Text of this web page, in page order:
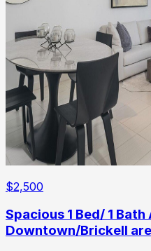
$2,500
Spacious 1 Bed/ 1
Downtown/Brickell